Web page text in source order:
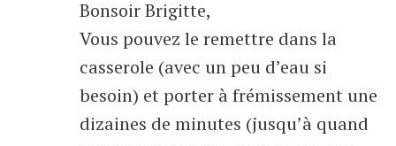
Bonsoir Brigitte,
Vous pouvez le remettre dans la
casserole (avec un peu d’eau si
besoin) et porter à frémissement une
dizaines de minutes (jusqu’à quand